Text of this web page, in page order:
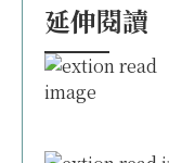
延伸閱讀